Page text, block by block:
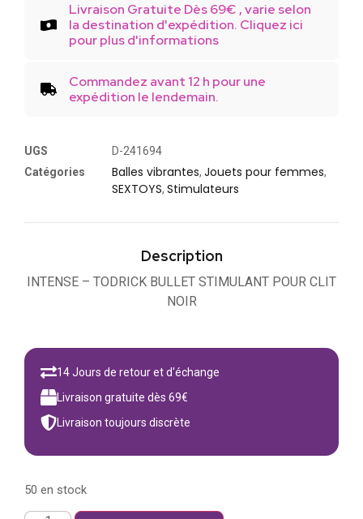
Livraison Gratuite Dès 69€ , varie selon
la destination d'expédition. Cliquez ici
pour plus d'informations
Commandez avant 12 h pour une
expédition le lendemain.
UGS
D-241694
Catégories
Balles vibrantes, Jouets pour femmes,
SEXTOYS, Stimulateurs
Description
INTENSE – TODRICK BULLET STIMULANT POUR CLIT
NOIR
14 Jours de retour et d'échange
Livraison gratuite dès 69€
Livraison toujours discrète
50 en stock